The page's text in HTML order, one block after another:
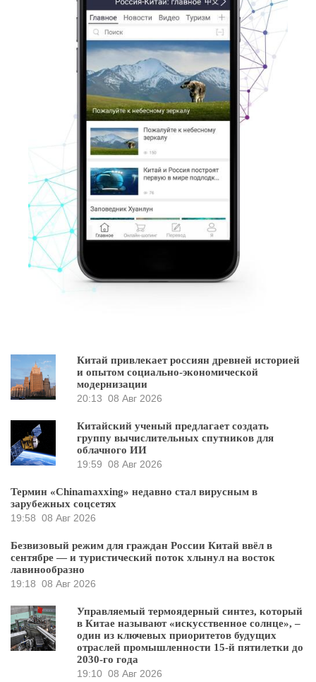
Китай привлекает россиян древней историей
и опытом социально-экономической
модернизации
20:13 08 Авг 2026
Китайский ученый предлагает создать
группу вычислительных спутников для
облачного ИИ
19:59 08 Авг 2026
Термин «Chinamaxxing» недавно стал вирусным в
зарубежных соцсетях
19:58 08 Авг 2026
Безвизовый режим для граждан России Китай ввёл в
сентябре — и туристический поток хлынул на восток
лавинообразно
19:18 08 Авг 2026
Управляемый термоядерный синтез, который
в Китае называют «искусственное солнце», –
один из ключевых приоритетов будущих
отраслей промышленности 15-й пятилетки до
2030-го года
19:10 08 Авг 2026